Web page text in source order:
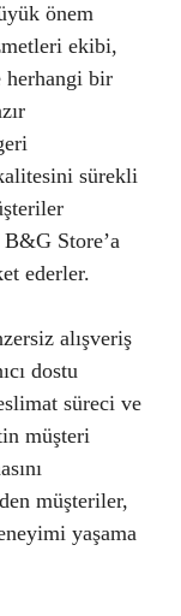
önem
ekibi,
herhangi bir
sürekli
Store’a
ederler.
alışveriş
dostu
süreci ve
müşteri
müşteriler,
yaşama